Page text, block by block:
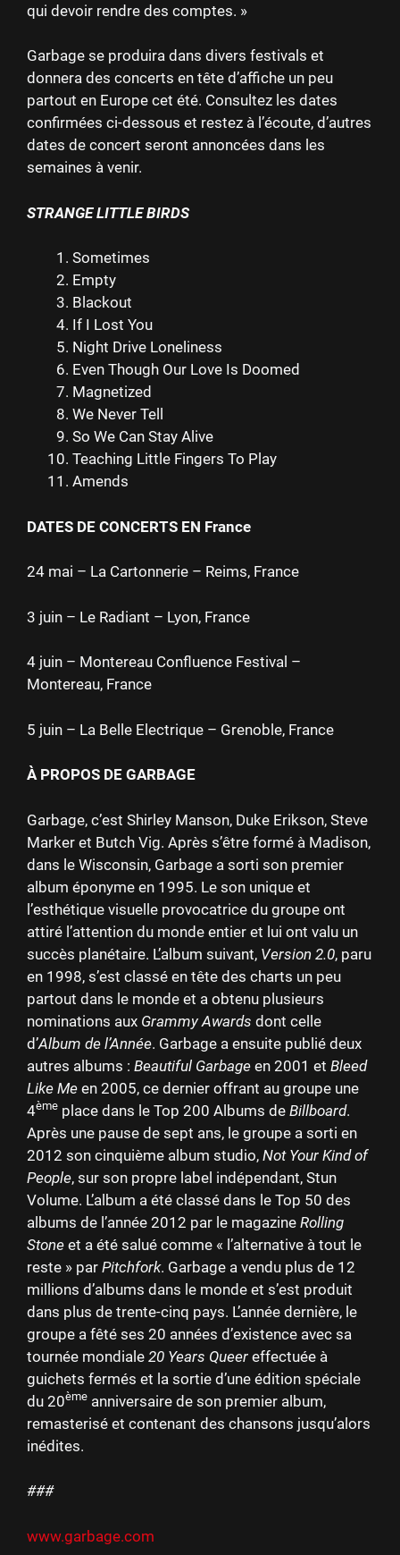
qui devoir rendre des comptes. »
Garbage se produira dans divers festivals et
donnera des concerts en tête d’affiche un peu
partout en Europe cet été. Consultez les dates
confirmées ci-dessous et restez à l’écoute, d’autres
dates de concert seront annoncées dans les
semaines à venir.
STRANGE LITTLE BIRDS
Sometimes
Empty
Blackout
If I Lost You
Night Drive Loneliness
Even Though Our Love Is Doomed
Magnetized
We Never Tell
So We Can Stay Alive
Teaching Little Fingers To Play
Amends
DATES DE CONCERTS EN France
24 mai – La Cartonnerie ­– Reims, France
3 juin – Le Radiant – Lyon, France
4 juin – Montereau Confluence Festival –
Montereau, France
5 juin – La Belle Electrique – Grenoble, France
À PROPOS DE GARBAGE
Garbage, c’est Shirley Manson, Duke Erikson, Steve
Marker et Butch Vig. Après s’être formé à Madison,
dans le Wisconsin, Garbage a sorti son premier
album éponyme en 1995. Le son unique et
l’esthétique visuelle provocatrice du groupe ont
attiré l’attention du monde entier et lui ont valu un
succès planétaire. L’album suivant, Version 2.0, paru
en 1998, s’est classé en tête des charts un peu
partout dans le monde et a obtenu plusieurs
nominations aux Grammy Awards dont celle
d’Album de l’Année. Garbage a ensuite publié deux
autres albums : Beautiful Garbage en 2001 et Bleed
Like Me en 2005, ce dernier offrant au groupe une
4ème place dans le Top 200 Albums de Billboard.
Après une pause de sept ans, le groupe a sorti en
2012 son cinquième album studio, Not Your Kind of
People, sur son propre label indépendant, Stun
Volume. L’album a été classé dans le Top 50 des
albums de l’année 2012 par le magazine Rolling
Stone et a été salué comme « l’alternative à tout le
reste » par Pitchfork. Garbage a vendu plus de 12
millions d’albums dans le monde et s’est produit
dans plus de trente-cinq pays. L’année dernière, le
groupe a fêté ses 20 années d’existence avec sa
tournée mondiale 20 Years Queer effectuée à
guichets fermés et la sortie d’une édition spéciale
du 20ème anniversaire de son premier album,
remasterisé et contenant des chansons jusqu’alors
inédites.
###
www.garbage.com